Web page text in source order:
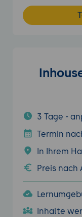
3 Tage -
Termin
In Ihrem
Preis nach
Inhalte